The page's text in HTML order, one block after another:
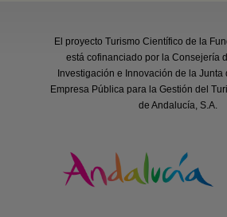
El proyecto Turismo Científico de la
está cofinanciado por la Consejería
Investigación e Innovación de la Junta
Empresa Pública para la Gestión del
de Andalucía, S.A.